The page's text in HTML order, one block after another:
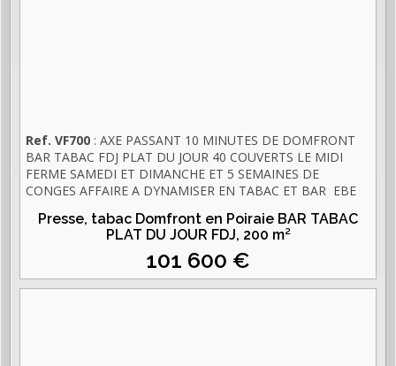
Ref. VF700 : AXE PASSANT 10 MINUTES DE DOMFRONT
BAR TABAC FDJ PLAT DU JOUR 40 COUVERTS LE MIDI
FERME SAMEDI ET DIMANCHE ET 5 SEMAINES DE
CONGES AFFAIRE A DYNAMISER EN TABAC ET BAR EBE
AIDE DE CUISINE VENTE CAUSE RETRAITE
Presse, tabac Domfront en Poiraie BAR TABAC
PLAT DU JOUR FDJ, 200 m²
101 600 €